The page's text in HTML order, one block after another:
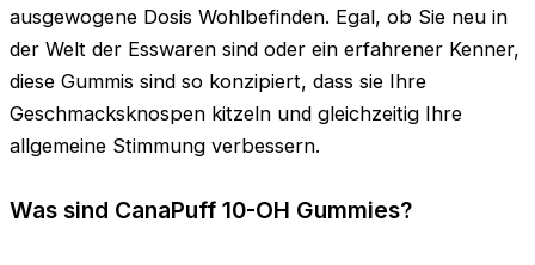
ausgewogene Dosis Wohlbefinden. Egal, ob Sie neu in
der Welt der Esswaren sind oder ein erfahrener Kenner,
diese Gummis sind so konzipiert, dass sie Ihre
Geschmacksknospen kitzeln und gleichzeitig Ihre
allgemeine Stimmung verbessern.
Was sind CanaPuff 10-OH Gummies?